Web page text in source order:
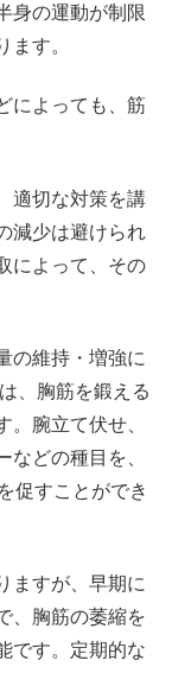
身の運動が制限
ます。
によっても、筋
適切な対策を講
減少は避けられ
によって、その
の維持・増強に
、胸筋を鍛える
腕立て伏せ、
などの種目を、
促すことができ
ますが、早期に
、胸筋の萎縮を
です。定期的な